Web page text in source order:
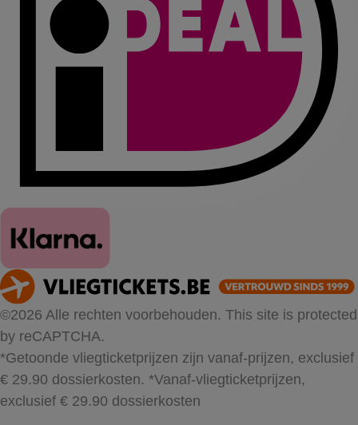
©2026 Alle rechten voorbehouden. This site is protected
by reCAPTCHA.
*Getoonde vliegticketprijzen zijn vanaf-prijzen, exclusief
€ 29.90 dossierkosten. *Vanaf-vliegticketprijzen,
exclusief € 29.90 dossierkosten